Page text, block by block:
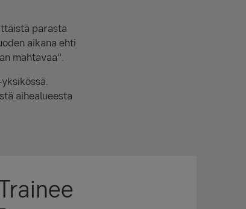
parasta
aikana ehti
mahtavaa”.
aihealueesta